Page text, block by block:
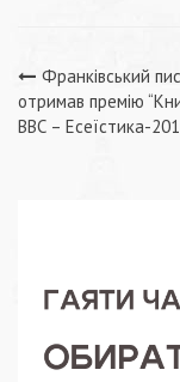
Франківський
отримав премію
ВВС – Есеїстика-